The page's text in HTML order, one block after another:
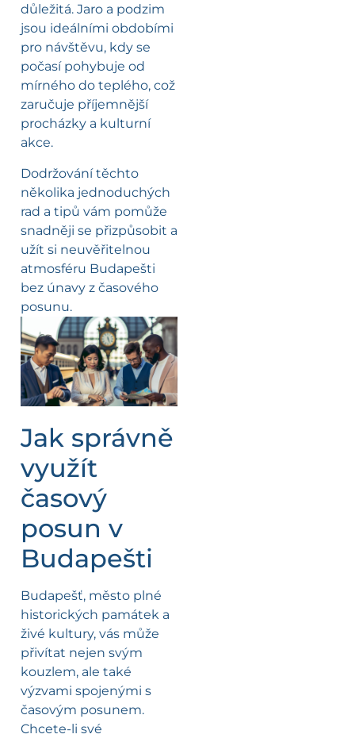
důležitá. Jaro a podzim
jsou ideálními obdobími
pro návštěvu, kdy se
počasí pohybuje od
mírného do teplého, což
zaručuje příjemnější
procházky a kulturní
akce.
Dodržování těchto
několika jednoduchých
rad a tipů vám pomůže
snadněji se přizpůsobit a
užít si neuvěřitelnou
atmosféru Budapešti
bez únavy z časového
posunu.
Jak správně
využít
časový
posun v
Budapešti
Budapešť, město plné
historických památek a
živé kultury, vás může
přivítat nejen svým
kouzlem, ale také
výzvami spojenými s
časovým posunem.
Chcete-li své